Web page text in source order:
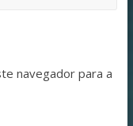
navegador para a